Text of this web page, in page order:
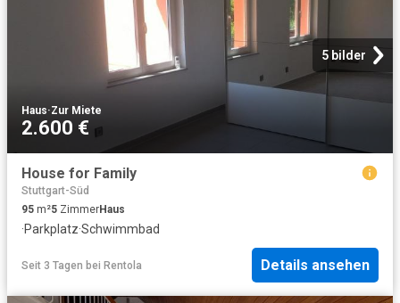
5 bilder
Haus·Zur Miete
2.600 €
House for Family
Stuttgart-Süd
95 m²5 ZimmerHaus
·Parkplatz·Schwimmbad
Seit 3 Tagen bei Rentola Details ansehen